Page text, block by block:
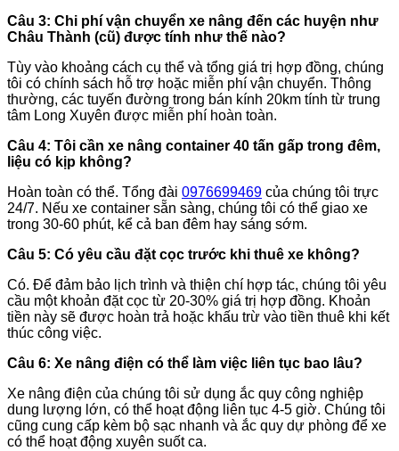
Câu 3: Chi phí vận chuyển xe nâng đến các huyện như
Châu Thành (cũ) được tính như thế nào?
Tùy vào khoảng cách cụ thể và tổng giá trị hợp đồng, chúng
tôi có chính sách hỗ trợ hoặc miễn phí vận chuyển. Thông
thường, các tuyến đường trong bán kính 20km tính từ trung
tâm Long Xuyên được miễn phí hoàn toàn.
Câu 4: Tôi cần xe nâng container 40 tấn gấp trong đêm,
liệu có kịp không?
Hoàn toàn có thể. Tổng đài 0976699469 của chúng tôi trực
24/7. Nếu xe container sẵn sàng, chúng tôi có thể giao xe
trong 30-60 phút, kể cả ban đêm hay sáng sớm.
Câu 5: Có yêu cầu đặt cọc trước khi thuê xe không?
Có. Để đảm bảo lịch trình và thiện chí hợp tác, chúng tôi yêu
cầu một khoản đặt cọc từ 20-30% giá trị hợp đồng. Khoản
tiền này sẽ được hoàn trả hoặc khấu trừ vào tiền thuê khi kết
thúc công việc.
Câu 6: Xe nâng điện có thể làm việc liên tục bao lâu?
Xe nâng điện của chúng tôi sử dụng ắc quy công nghiệp
dung lượng lớn, có thể hoạt động liên tục 4-5 giờ. Chúng tôi
cũng cung cấp kèm bộ sạc nhanh và ắc quy dự phòng để xe
có thể hoạt động xuyên suốt ca.